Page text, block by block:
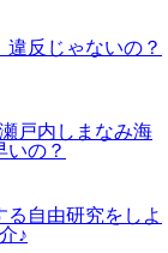
反じゃないの？
戸内しまなみ海
いの？
自由研究をしよ
♪